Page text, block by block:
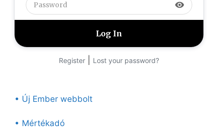
visibility
Register Lost your password?
• Új Ember webbolt
• Mértékadó